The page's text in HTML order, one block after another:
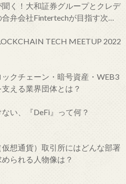
く！大和証券グループとクレデ
合弁会社Fintertechが目指す次世
スとは
TECH MEETUP 2022
ックチェーン・暗号資産・WEB3
える業界団体とは？
い、『DeFi』って何？
想通貨）取引所にはどんな部署
られる人物像は？